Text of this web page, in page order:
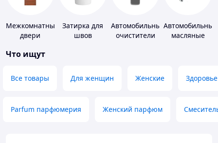
Межкомнатные
двери
Затирка для
швов
Автомобильные
очистители
Автомобильные
масляные
Что ищут
Все товары Для женщин Женские Здоровье
Parfum парфюмерия Женский парфюм